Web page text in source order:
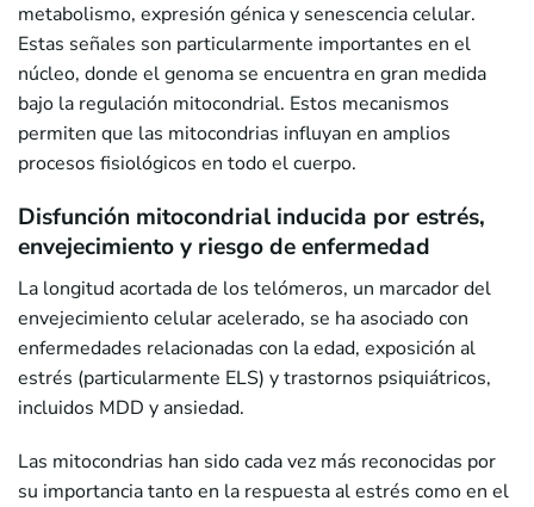
metabolismo, expresión génica y senescencia celular.
Estas señales son particularmente importantes en el
núcleo, donde el genoma se encuentra en gran medida
bajo la regulación mitocondrial. Estos mecanismos
permiten que las mitocondrias influyan en amplios
procesos fisiológicos en todo el cuerpo.
Disfunción mitocondrial inducida por estrés,
envejecimiento y riesgo de enfermedad
La longitud acortada de los telómeros, un marcador del
envejecimiento celular acelerado, se ha asociado con
enfermedades relacionadas con la edad, exposición al
estrés (particularmente ELS) y trastornos psiquiátricos,
incluidos MDD y ansiedad.
Las mitocondrias han sido cada vez más reconocidas por
su importancia tanto en la respuesta al estrés como en el